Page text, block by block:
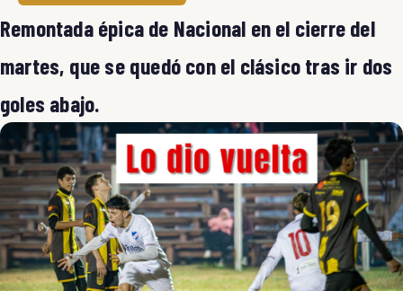
Remontada épica de Nacional en el cierre del
martes, que se quedó con el clásico tras ir dos
goles abajo.